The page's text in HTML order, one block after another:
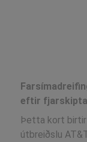
eftir
Þetta kort birtir
útbreiðslu